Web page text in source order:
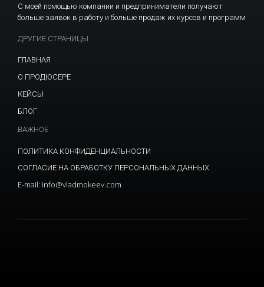
С моей помощью компании и предприниматели получают
больше заявок в работу и больше продаж их курсов и программ
ДРУГИЕ СТРАНИЦЫ
ГЛАВНАЯ
О ПРОДЮСЕРЕ
КЕЙСЫ
БЛОГ
ВАЖНОЕ
ПОЛИТИКА КОНФИДЕНЦИАЛЬНОСТИ
СОГЛАСИЕ НА ОБРАБОТКУ ПЕРСОНАЛЬНЫХ ДАННЫХ
E-mail: info@vladmokeev.com